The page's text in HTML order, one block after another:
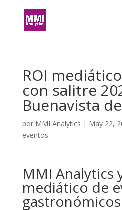
ROI
con salitre
Buenavista
por MMI Analytics | May 22,
eventos
MMI Analytics
mediático de
gastronómicos